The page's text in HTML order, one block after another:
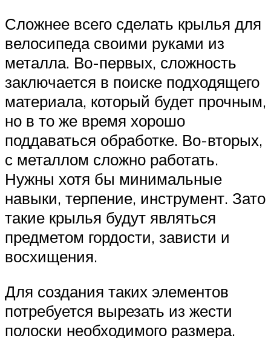
Сложнее всего сделать крылья для
велосипеда своими руками из
металла. Во-первых, сложность
заключается в поиске подходящего
материала, который будет прочным,
но в то же время хорошо
поддаваться обработке. Во-вторых,
с металлом сложно работать.
Нужны хотя бы минимальные
навыки, терпение, инструмент. Зато
такие крылья будут являться
предметом гордости, зависти и
восхищения.
Для создания таких элементов
потребуется вырезать из жести
полоски необходимого размера.